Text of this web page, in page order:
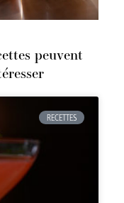
peuvent
RECETTES